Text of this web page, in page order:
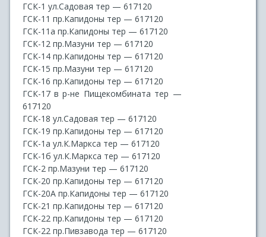
ГСК-1 ул.Садовая тер — 617120
ГСК-11 пр.Капидоны тер — 617120
ГСК-11а пр.Капидоны тер — 617120
ГСК-12 пр.Мазуни тер — 617120
ГСК-14 пр.Капидоны тер — 617120
ГСК-15 пр.Мазуни тер — 617120
ГСК-16 пр.Капидоны тер — 617120
ГСК-17 в р-не Пищекомбината тер —
617120
ГСК-18 ул.Садовая тер — 617120
ГСК-19 пр.Капидоны тер — 617120
ГСК-1а ул.К.Маркса тер — 617120
ГСК-1б ул.К.Маркса тер — 617120
ГСК-2 пр.Мазуни тер — 617120
ГСК-20 пр.Капидоны тер — 617120
ГСК-20А пр.Капидоны тер — 617120
ГСК-21 пр.Капидоны тер — 617120
ГСК-22 пр.Капидоны тер — 617120
ГСК-22 пр.Пивзавода тер — 617120